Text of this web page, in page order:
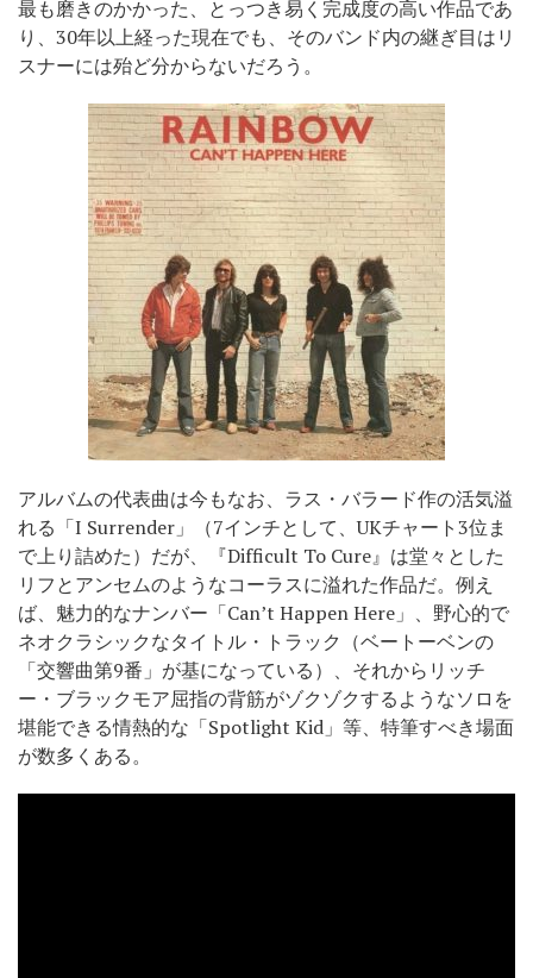
最も磨きのかかった、とっつき易く完成度の高い作品であ
り、30年以上経った現在でも、そのバンド内の継ぎ目はリ
スナーには殆ど分からないだろう。
アルバムの代表曲は今もなお、ラス・バラード作の活気溢
れる「I Surrender」（7インチとして、UKチャート3位ま
で上り詰めた）だが、『Difficult To Cure』は堂々とした
リフとアンセムのようなコーラスに溢れた作品だ。例え
ば、魅力的なナンバー「Can’t Happen Here」、野心的で
ネオクラシックなタイトル・トラック（ベートーベンの
「交響曲第9番」が基になっている）、それからリッチ
ー・ブラックモア屈指の背筋がゾクゾクするようなソロを
堪能できる情熱的な「Spotlight Kid」等、特筆すべき場面
が数多くある。